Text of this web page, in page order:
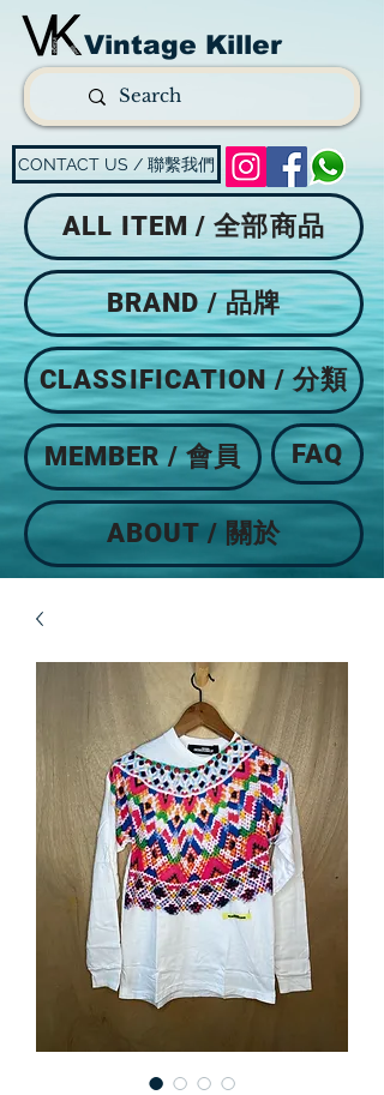
Vintage Killer
CONTACT US / 聯繫我們
ALL ITEM / 全部商品
BRAND / 品牌
CLASSIFICATION / 分類
MEMBER / 會員 FAQ
ABOUT / 關於